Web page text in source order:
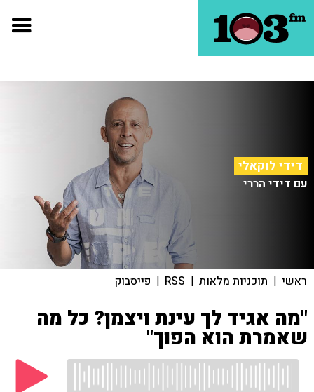
דידי לוקאלי
עם דידי הררי
ראשי | תוכניות מלאות |
RSS
| פייסבוק
"מה אגיד לך עינת ויצמן? כל מה
שאמרת הוא הפוך"